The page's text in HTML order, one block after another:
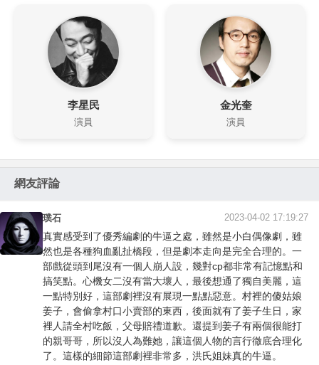
李星民
演員
金光奎
演員
網友評論
璞石 2023-04-02 17:19:27
真實感受到了優秀編劇的牛逼之處，雖然是小白偶像劇，雖
然也是各種狗血亂扯橋段，但是劇本走向是完全合理的。一
部戲從頭到尾沒有一個人崩人設，幾對cp都非常有記憶點和
搞笑點。心機女二沒有當大壞人，最後想通了獨自美麗，這
一點特別好，這部劇裡沒有展現一點點惡意。村裡的傻姑娘
姜子，會偷拿村口小賣部的東西，後面就有了姜子生日，家
裡人請全村吃飯，父母賠禮道歉。還提到姜子有兩個很能打
的親哥哥，所以沒人為難她，讓這個人物的言行徹底合理化
了。這樣的細節這部劇裡非常多，洪氏姐妹真的牛逼。